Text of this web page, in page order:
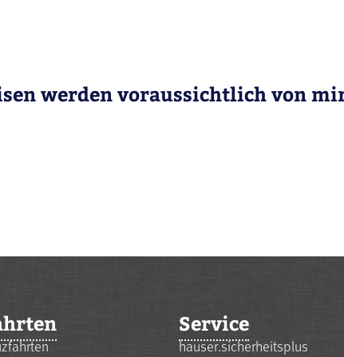
werden voraussichtlich von
Service
hauser.sicherheitsplus